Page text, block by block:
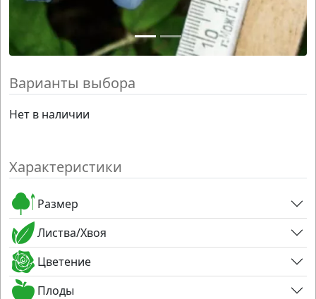
Варианты выбора
Нет в наличии
Характеристики
Размер
Листва/Хвоя
Цветение
Плоды